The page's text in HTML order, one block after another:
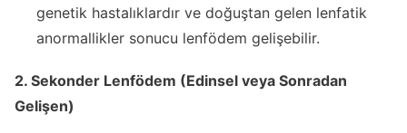
genetik hastalıklardır ve doğuştan gelen lenfatik
anormallikler sonucu lenfödem gelişebilir.
2. Sekonder Lenfödem (Edinsel veya Sonradan
Gelişen)